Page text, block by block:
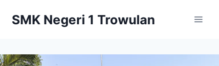
SMK Negeri 1 Trowulan